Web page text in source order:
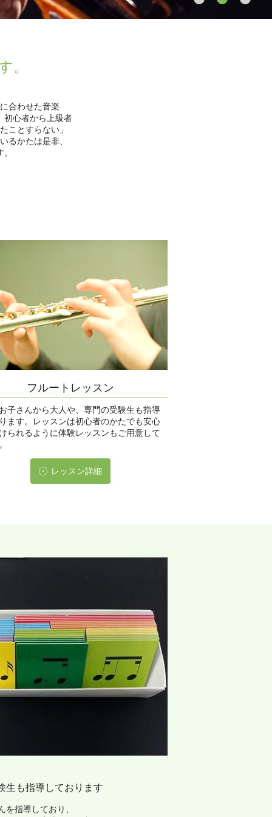
。
合わせた音楽
初心者から上級者
ことすらない」
るかたは是非、
フルートレッスン
子さんから大人や、専門の受験生も指導
ます。レッスンは初心者のかたでも安心
られるように体験レッスンもご用意して
レッスン詳細
生も指導しております
指導しており、